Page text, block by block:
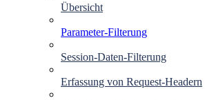
Übersicht
Parameter-Filterung
Session-Daten-Filterung
Erfassung von Request-Headern